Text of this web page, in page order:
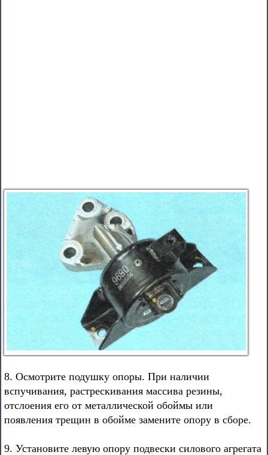
8. Осмотрите подушку опоры. При наличии
вспучивания, растрескивания массива резины,
отслоения его от металлической обоймы или
появления трещин в обойме замените опору в сборе.
9. Установите левую опору подвески силового агрегата